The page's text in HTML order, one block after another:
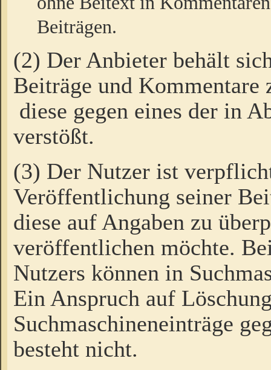
Beiträgen.
(2) Der Anbieter behält
Beiträge und Kommentare
diese gegen eines der in
verstößt.
(3) Der Nutzer ist
Veröffentlichung seiner
diese auf Angaben zu
veröffentlichen möchte.
Nutzers können in
Ein Anspruch auf
Suchmaschineneinträge
besteht nicht.